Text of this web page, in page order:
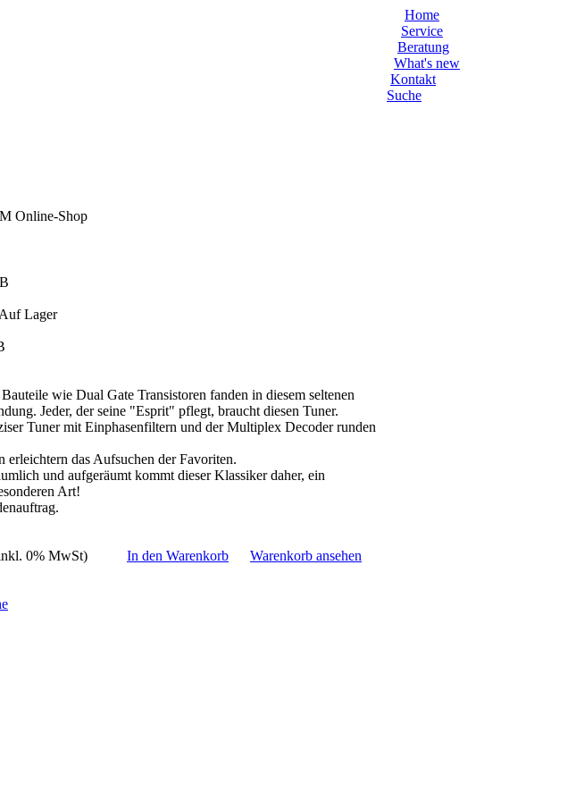
Home
Service
Beratung
What's new
Kontakt
Suche
Online-Shop
wie Dual Gate Transistoren fanden in diesem seltenen
Jeder, der seine "Esprit" pflegt, braucht diesen Tuner.
Tuner mit Einphasenfiltern und der Multiplex Decoder runden
erleichtern das Aufsuchen der Favoriten.
und aufgeräumt kommt dieser Klassiker daher, ein
Art!
0% MwSt) In den Warenkorb Warenkorb ansehen